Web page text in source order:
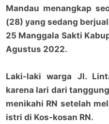
Mandau menangkap
(28) yang sedang
25 Manggala Sakti
Agustus 2022.
Laki-laki warga Jl.
karena lari dari
menikahi RN setelah
istri di Kos-kosan RN.